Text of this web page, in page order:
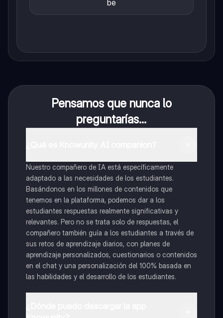
be
Pensamos que nunca lo
preguntarías...
Nuestro compañero de IA está específicamente
adaptado a las necesidades de los estudiantes.
Basándonos en los millones de contenidos que
tenemos en la plataforma, podemos dar a los
estudiantes respuestas realmente significativas y
relevantes. Pero no se trata solo de respuestas, el
compañero también guía a los estudiantes a través de
sus retos de aprendizaje diarios, con planes de
aprendizaje personalizados, cuestionarios o contenidos
en el chat y una personalización del 100% basada en
las habilidades y el desarrollo de los estudiantes.